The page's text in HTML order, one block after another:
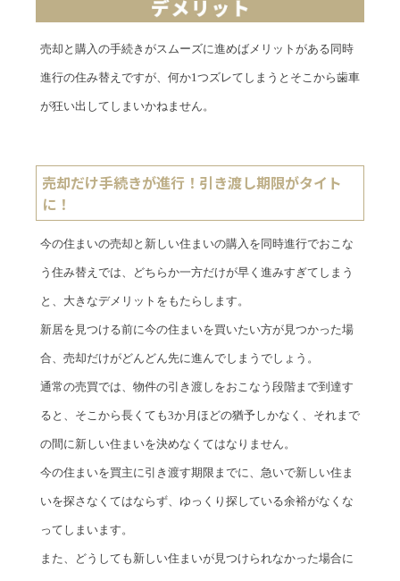
売却と購入の手続きがスムーズに進めばメリットがある同時
進行の住み替えですが、何か1つズレてしまうとそこから歯車
が狂い出してしまいかねません。
売却だけ手続きが進行！引き渡し期限がタイト
に！
今の住まいの売却と新しい住まいの購入を同時進行でおこな
う住み替えでは、どちらか一方だけが早く進みすぎてしまう
と、大きなデメリットをもたらします。
新居を見つける前に今の住まいを買いたい方が見つかった場
合、売却だけがどんどん先に進んでしまうでしょう。
通常の売買では、物件の引き渡しをおこなう段階まで到達す
ると、そこから長くても3か月ほどの猶予しかなく、それまで
の間に新しい住まいを決めなくてはなりません。
今の住まいを買主に引き渡す期限までに、急いで新しい住ま
いを探さなくてはならず、ゆっくり探している余裕がなくな
ってしまいます。
また、どうしても新しい住まいが見つけられなかった場合に